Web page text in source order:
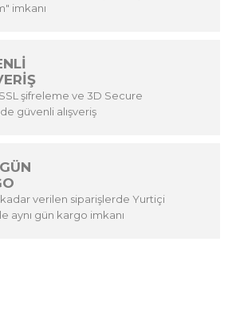
imkanı
şifreleme ve 3D Secure
güvenli alışveriş
verilen siparişlerde Yurtiçi
aynı gün kargo imkanı